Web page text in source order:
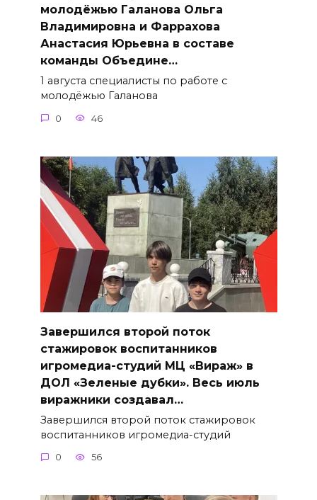
молодёжью Галанова Ольга
Владимировна и Фаррахова
Анастасия Юрьевна в составе
команды Объедине…
1 августа специалисты по работе с
молодёжью Галанова
0 46
Завершился второй поток
стажировок воспитанников
игромедиа-студий МЦ «Вираж» в
ДОЛ «Зеленые дубки». Весь июль
виражники создавал…
Завершился второй поток стажировок
воспитанников игромедиа-студий
0 56